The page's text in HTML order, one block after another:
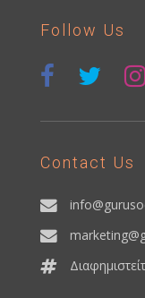
Follow Us
Contact Us